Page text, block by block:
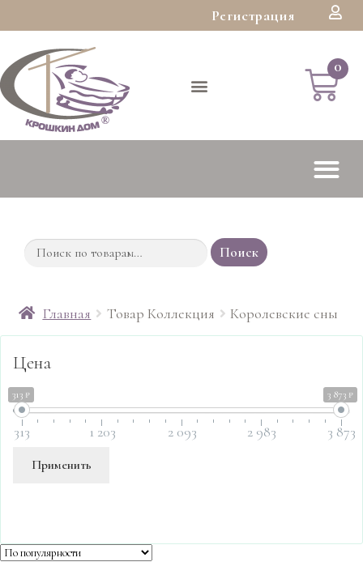
Регистрация
Поиск
Главная Товар Коллекция Королевские сны
Цена
313 ₽ 3 873 ₽
313 1 203 2 093 2 983 3 873
Применить